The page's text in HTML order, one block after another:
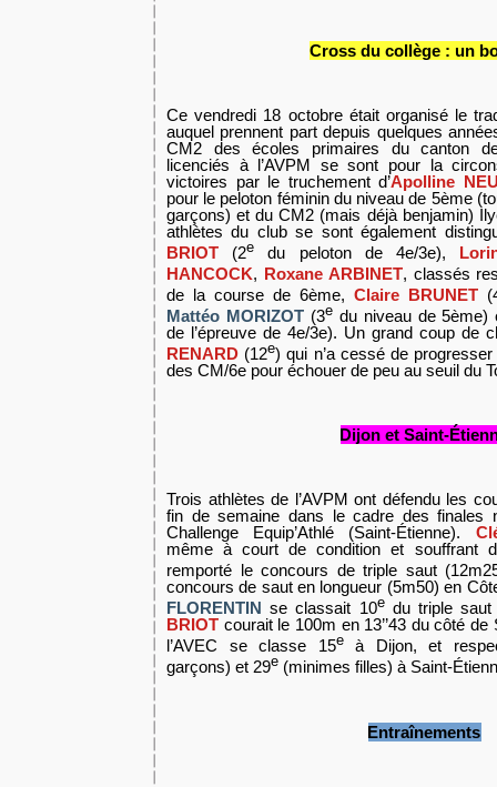
Cross du collège : un
Ce vendredi 18 octobre était organisé le
auquel prennent part depuis quelques
CM2 des écoles primaires du canton
licenciés à l’AVPM se sont pour la
victoires par le truchement d’Apolline
pour le peloton féminin du niveau de 5ème
garçons) et du CM2 (mais déjà benjamin)
athlètes du club se sont également
BRIOT (2e du peloton de 4e/3e),
HANCOCK, Roxane ARBINET, classés
de la course de 6ème, Claire BRUNET
Mattéo MORIZOT(3edu niveau de
de l’épreuve de 4e/3e). Un grand coup de
RENARD (12e) qui n’a cessé de
des CM/6e pour échouer de peu au seuil du
Dijon et Saint-
Trois athlètes de l’AVPM ont défendu les
fin de semaine dans le cadre des finales
Challenge Equip’Athlé (Saint-Étienne).
même à court de condition et souffrant
remporté le concours de triple saut
concours de saut en longueur (5m50) en
FLORENTIN se classait 10edu triple
BRIOT courait le 100m en 13’’43 du côté de
l’AVEC se classe 15eà Dijon, et
garçons) et 29e (minimes filles) à Saint-É
Entraînements